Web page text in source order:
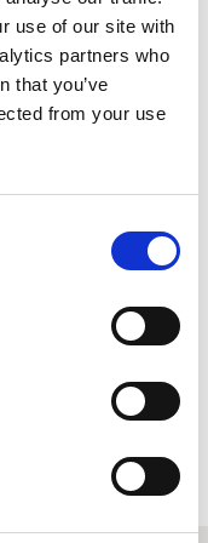
use of our site with
partners who
that you’ve
from your use
Mendelssohn